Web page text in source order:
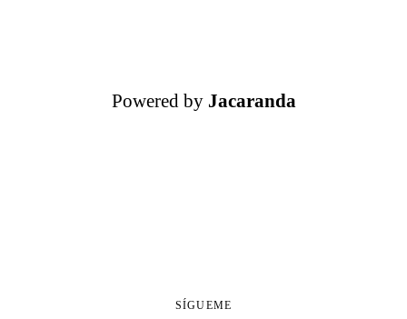
Powered by Jacaranda
SÍGUEME